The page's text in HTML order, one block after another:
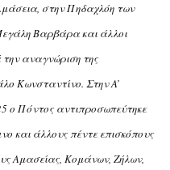
στην Πηδαχλόη των
Bαρβάρα και άλλοι
την αναγνώριση της
Kωνσταντίνο. Στην A’
ο Πόντος αντιπροσωπεύτηκε
και άλλους πέντε επισκόπους
Aμασείας, Kομάνων, Zήλων,